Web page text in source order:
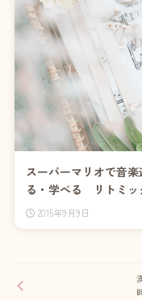
スーパーマリオで音
る・学べる リトミッ
2015年9月9日